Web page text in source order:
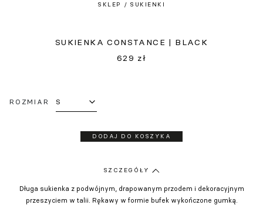
SZCZEGÓŁY
Długa sukienka z podwójnym, drapowanym przodem i dekoracyjnym
przeszyciem w talii. Rękawy w formie bufek wykończone gumką.
SKLEP / SUKIENKI
SUKIENKA CONSTANCE | BLACK
629 zł
ROZMIAR
DODAJ DO KOSZYKA